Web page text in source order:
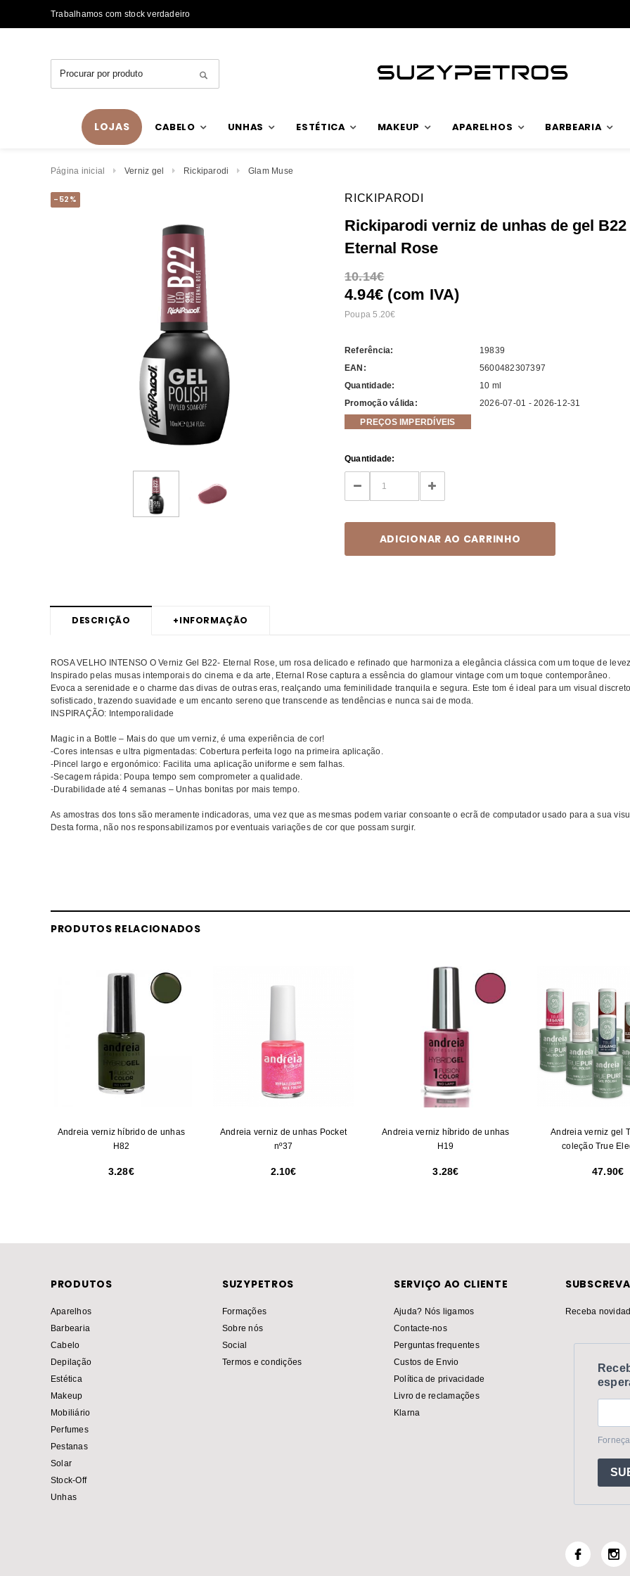
Trabalhamos com stock verdadeiro
LOJAS CABELO UNHAS ESTÉTICA MAKEUP APARELHOS BARBEARIA
Página inicial Verniz gel Rickiparodi Glam Muse
-52% RICKIPARODI
Rickiparodi verniz de unhas de gel B22
Eternal Rose
10.14
4.94€ (com IVA)
Poupa 5.20
Referência:
19839
EAN:
5600482307397
Quantidade:
10 ml
Promoção válida:
2026-07-01 - 2026-12-31
PREÇOS IMPERDÍVEIS
Current
Stock:
Quantidade:
DECREASE
QUANTITY:
INCREASE
QUANTITY:
DESCRIÇÃO +INFORMAÇÃO
ROSA VELHO INTENSO O Verniz Gel B22- Eternal Rose, um rosa delicado e refinado que harmoniza a elegância clássica com um toque de
Inspirado pelas musas intemporais do cinema e da arte, Eternal Rose captura a essência do glamour vintage com um toque contemporâneo.
Evoca a serenidade e o charme das divas de outras eras, realçando uma feminilidade tranquila e segura. Este tom é ideal para um visual
sofisticado, trazendo suavidade e um encanto sereno que transcende as tendências e nunca sai de moda.
INSPIRAÇÃO: Intemporalidade
Magic in a Bottle – Mais do que um verniz, é uma experiência de cor!
-Cores intensas e ultra pigmentadas: Cobertura perfeita logo na primeira aplicação.
-Pincel largo e ergonómico: Facilita uma aplicação uniforme e sem falhas.
-Secagem rápida: Poupa tempo sem comprometer a qualidade.
-Durabilidade até 4 semanas – Unhas bonitas por mais tempo.
As amostras dos tons são meramente indicadoras, uma vez que as mesmas podem variar consoante o ecrã de computador usado para a sua
Desta forma, não nos responsabilizamos por eventuais variações de cor que possam surgir.
PRODUTOS RELACIONADOS
Andreia verniz híbrido de unhas
H82
3.28
Andreia verniz de unhas Pocket
nº37
2.10
Andreia verniz híbrido de unhas
H19
3.28
Andreia verniz gel
coleção True
47.90
PRODUTOS
Aparelhos
Barbearia
Cabelo
Depilação
Estética
Makeup
Mobiliário
Perfumes
Pestanas
Solar
Stock-Off
Unhas
SUZYPETROS
Formações
Sobre nós
Social
Termos e condições
SERVIÇO AO CLIENTE
Ajuda? Nós ligamos
Contacte-nos
Perguntas frequentes
Custos de Envio
Política de privacidade
Livro de reclamações
Klarna
Receba